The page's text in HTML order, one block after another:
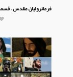
فرمانروایان مقدس –